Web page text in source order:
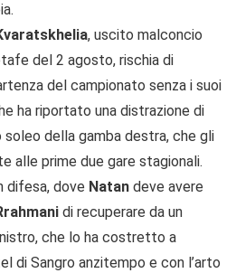
, uscito malconcio
del 2 agosto, rischia di
del campionato senza i suoi
ha riportato una distrazione di
della gamba destra, che gli
alle prime due gare stagionali.
difesa, dove Natan deve avere
di recuperare da un
che lo ha costretto a
di Sangro anzitempo e con l’arto